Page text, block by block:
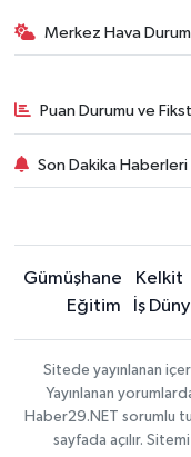
Merkez Hava
Puan Durumu ve
Son Dakika Haberleri
Gümüşhane Kelkit
Eğitim
İş
Sitede yayınlanan
Yayınlanan
Haber29.NET sorumlu
sayfada açılır.